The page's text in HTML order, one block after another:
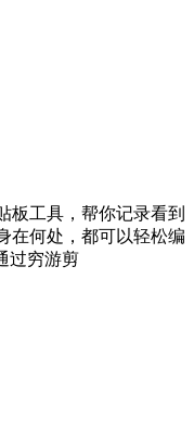
板工具，帮你记录看到
在何处，都可以轻松编
过穷游剪